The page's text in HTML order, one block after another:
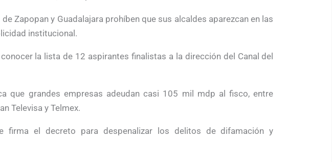
Zapopan y Guadalajara prohíben que sus alcaldes aparezcan en las
institucional.
la lista de 12 aspirantes finalistas a la dirección del Canal del
que grandes empresas adeudan casi 105 mil mdp al fisco, entre
Televisa y Telmex.
firma el decreto para despenalizar los delitos de difamación y